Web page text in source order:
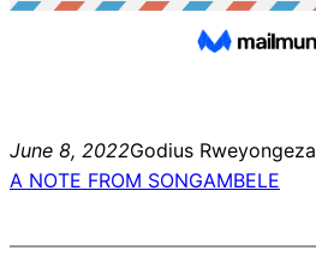
June 8, 2022Godius Rweyongeza
A NOTE FROM SONGAMBELE